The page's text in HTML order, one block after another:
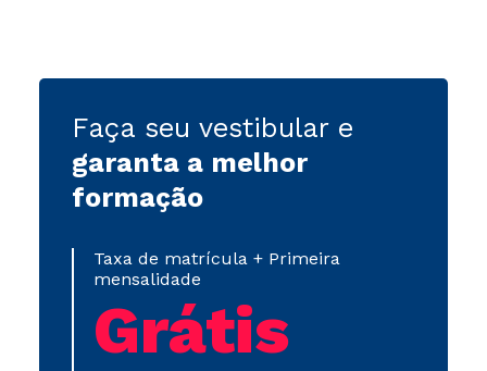
Faça seu vestibular e
garanta a melhor
formação
Taxa de matrícula + Primeira
mensalidade
Grátis